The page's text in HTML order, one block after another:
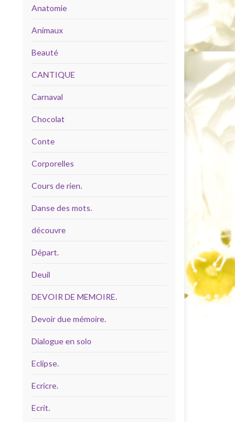
Anatomie
Animaux
Beauté
CANTIQUE
Carnaval
Chocolat
Conte
Corporelles
Cours de rien.
Danse des mots.
découvre
Départ.
Deuil
DEVOIR DE MEMOIRE.
Devoir due mémoire.
Dialogue en solo
Eclipse.
Ecricre.
Ecrit.